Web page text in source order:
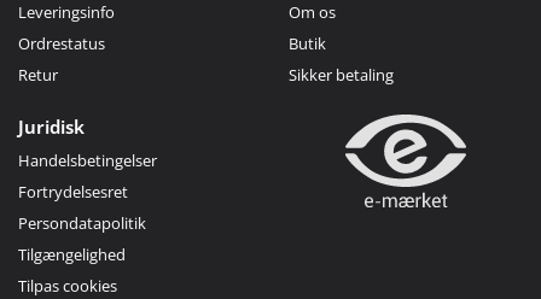
Leveringsinfo
Ordrestatus
Retur
Om os
Butik
Sikker betaling
Juridisk
Handelsbetingelser
Fortrydelsesret
Persondatapolitik
Tilgængelighed
Tilpas cookies